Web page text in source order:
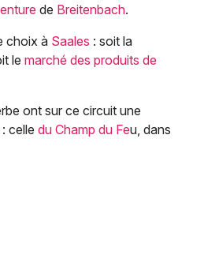
de Breitenbach.
choix à Saales : soit la
le marché des produits de
ont sur ce circuit une
celle du Champ du Feu, dans